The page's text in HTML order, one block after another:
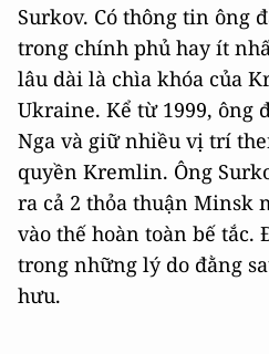
Surkov. Có thông tin ông
trong chính phủ hay ít
lâu dài là chìa khóa của
Ukraine. Kể từ 1999, ông
Nga và giữ nhiều vị trí
quyền Kremlin. Ông
ra cả 2 thỏa thuận Minsk
vào thế hoàn toàn bế tắc.
trong những lý do đằng
hưu.